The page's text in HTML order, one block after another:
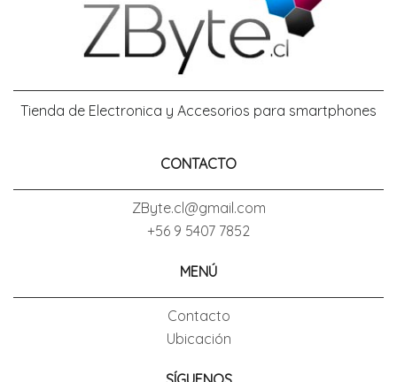
Tienda de Electronica y Accesorios para smartphones
CONTACTO
ZByte.cl@gmail.com
+56 9 5407 7852
MENÚ
Contacto
Ubicación